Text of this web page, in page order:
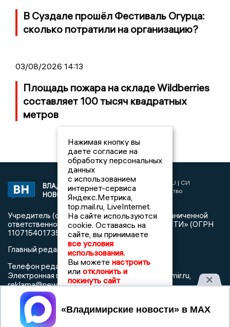
В Суздале прошёл Фестиваль Огурца:
сколько потратили на организацию?
03/08/2026 14:13
Площадь пожара на складе Wildberries
составляет 100 тысяч квадратных
метров
ВЛАДИМИРСКИЕ
НОВОСТИ
2017 © NEWSVLADIMIR.RU | СИ
«Информационное агентство
Владимирские новости»
Учредитель (соучредители): Общество с ограниченной
ответственностью «РЕГИОНАЛЬНЫЕ НОВОСТИ» (ОГРН
1107154017354)
Главный редактор: Мазов С. А.
Телефон редакции:8 (4922) 666916
Электронная почта редакции:info@newsvladimir.ru
reklama@newsvladimir.ru
Регистрационный номер: серия Эл № ФС77-78858 от 4
августа 2020 г. согласно выписке из реестра
Нажимая кнопку вы
даете согласие на
обработку персональных
данных
с использованием
интернет-сервиса
Яндекс.Метрика,
top.mail.ru, LiveInternet.
На сайте используются
cookie. Оставаясь на
сайте, вы принимаете
все условия
использования.
Вы можете настроить
или отклонить и
покинуть сайт
Принять